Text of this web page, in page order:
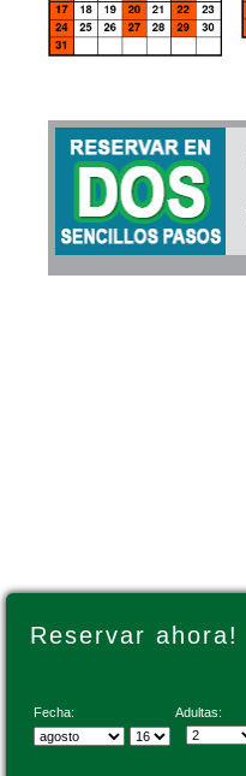
Reservar ahora!
Fecha: Adultas: